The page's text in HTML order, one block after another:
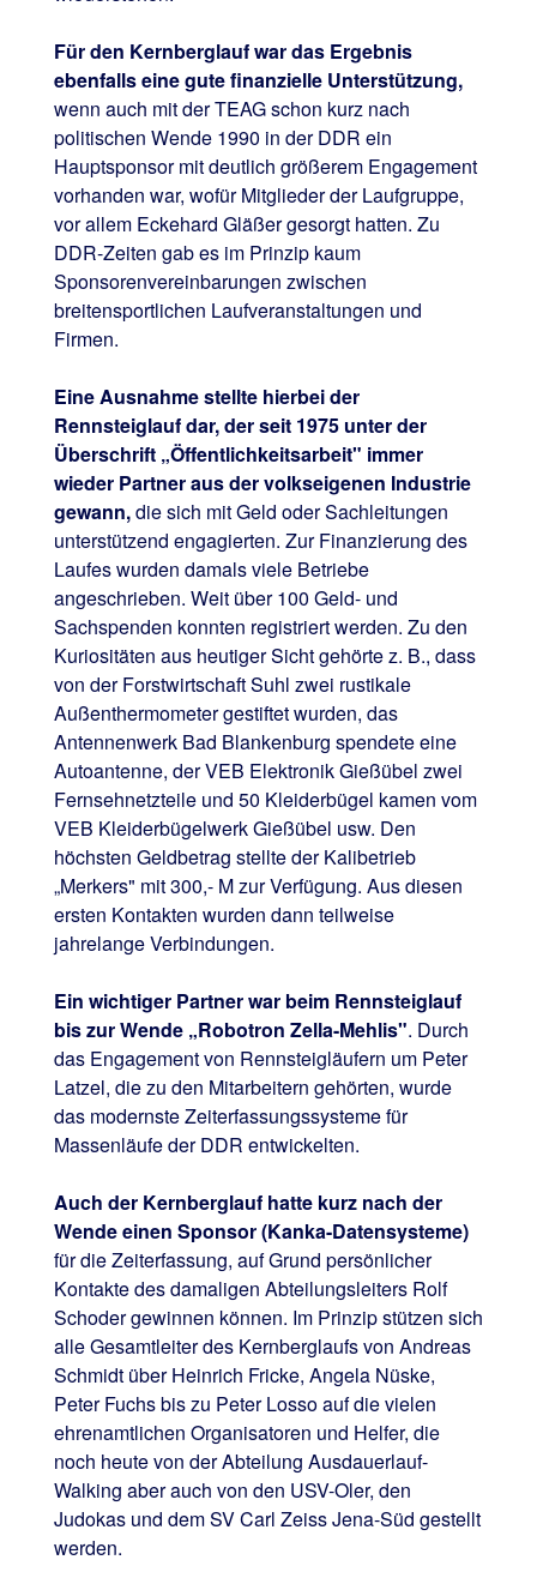
Für den Kernberglauf war das Ergebnis
ebenfalls eine gute finanzielle Unterstützung,
wenn auch mit der TEAG schon kurz nach
politischen Wende 1990 in der DDR ein
Hauptsponsor mit deutlich größerem Engagement
vorhanden war, wofür Mitglieder der Laufgruppe,
vor allem Eckehard Gläßer gesorgt hatten. Zu
DDR-Zeiten gab es im Prinzip kaum
Sponsorenvereinbarungen zwischen
breitensportlichen Laufveranstaltungen und
Firmen.
Eine Ausnahme stellte hierbei der
Rennsteiglauf dar, der seit 1975 unter der
Überschrift „Öffentlichkeitsarbeit" immer
wieder Partner aus der volkseigenen Industrie
gewann,die sich mit Geld oder Sachleitungen
unterstützend engagierten. Zur Finanzierung des
Laufes wurden damals viele Betriebe
angeschrieben. Weit über 100 Geld- und
Sachspenden konnten registriert werden. Zu den
Kuriositäten aus heutiger Sicht gehörte z. B., dass
von der Forstwirtschaft Suhl zwei rustikale
Außenthermometer gestiftet wurden, das
Antennenwerk Bad Blankenburg spendete eine
Autoantenne, der VEB Elektronik Gießübel zwei
Fernsehnetzteile und 50 Kleiderbügel kamen vom
VEB Kleiderbügelwerk Gießübel usw. Den
höchsten Geldbetrag stellte der Kalibetrieb
„Merkers" mit 300,- M zur Verfügung. Aus diesen
ersten Kontakten wurden dann teilweise
jahrelange Verbindungen.
Ein wichtiger Partner war beim Rennsteiglauf
bis zur Wende „Robotron Zella-Mehlis". Durch
das Engagement von Rennsteigläufern um Peter
Latzel, die zu den Mitarbeitern gehörten, wurde
das modernste Zeiterfassungssysteme für
Massenläufe der DDR entwickelten.
Auch der Kernberglauf hatte kurz nach der
Wende einen Sponsor (Kanka-Datensysteme)
für die Zeiterfassung, auf Grund persönlicher
Kontakte des damaligen Abteilungsleiters Rolf
Schoder gewinnen können. Im Prinzip stützen sich
alle Gesamtleiter des Kernberglaufs von Andreas
Schmidt über Heinrich Fricke, Angela Nüske,
Peter Fuchs bis zu Peter Losso auf die vielen
ehrenamtlichen Organisatoren und Helfer, die
noch heute von der Abteilung Ausdauerlauf-
Walking aber auch von den USV-Oler, den
Judokas und dem SV Carl Zeiss Jena-Süd gestellt
werden.